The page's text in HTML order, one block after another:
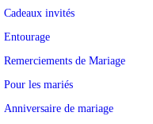
Cadeaux invités
Entourage
Remerciements de Mariage
Pour les mariés
Anniversaire de mariage